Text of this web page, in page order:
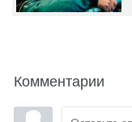
Комментарии